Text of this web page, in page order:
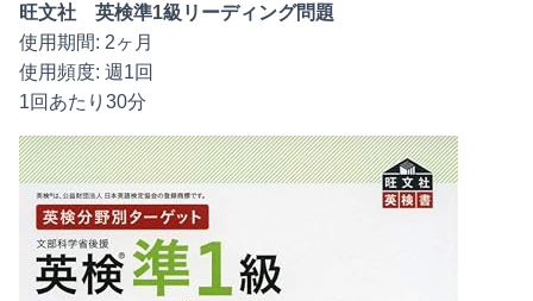
旺文社 英検準1級リーディング問題
使用期間: 2ヶ月
使用頻度: 週1回
1回あたり30分